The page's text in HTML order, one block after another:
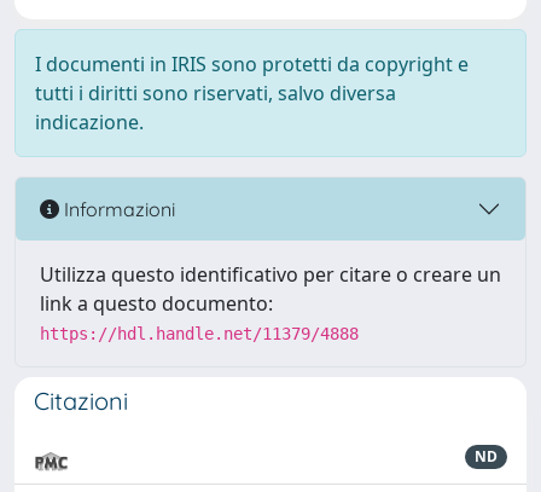
I documenti in IRIS sono protetti da copyright e
tutti i diritti sono riservati, salvo diversa
indicazione.
Informazioni
Utilizza questo identificativo per citare o creare un
link a questo documento:
https://hdl.handle.net/11379/4888
Citazioni
ND